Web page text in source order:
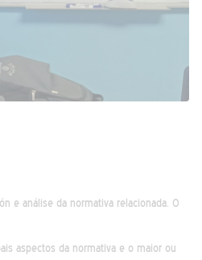
e análise da normativa relacionada. O
aspectos da normativa e o maior ou